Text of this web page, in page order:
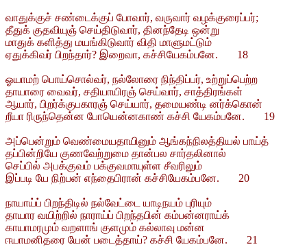
வாதுக்குச் சண்டைக்குப் போவார், வருவார் வழக்குரைப்பர்;
தீதுக் குதவியுஞ் செய்திடுவார், தினந்தேடி ஒன்று
மாதுக் களித்து மயங்கிடுவார் விதி மாளுமட்டும்
ஏதுக்கிவர் பிறந்தார்? இறைவா, கச்சியேகம்பனே. 18
ஓயாமற் பொய்சொல்வர், நல்லோரை நிந்திப்பர், உற்றுப்பெற்ற
தாயாரை வைவர், சதியாயிரஞ் செய்வார், சாத்திரங்கள்
ஆயார், பிறர்க்குபகாரஞ் செய்யார், தமையண்டி னர்க்கொன்
றீயா ரிருந்தென்ன போயென்னகாண் கச்சி யேகம்பனே. 19
அப்பென்றும் வெண்மையதாயினும் ஆங்கந்நிலத்தியல் பாய்த்
தப்பின்றியே குணவேற்றுமை தான்பல சார்தலினால்
செப்பில் அபக்குவம் பக்குவமாயுள்ள சீவரிலும்
இப்படி யே நிற்பன் எந்தைபிரான் கச்சியேகம்பனே. 20
நாயாய்ப் பிறந்திடில் நல்வேட்டை யாடிநயம் புரியும்
தாயார வயிற்றில் நாராய்ப் பிறந்தபின் கம்பன்னராய்க்
காயாமரமும் வறளாங் குளமும் கல்லாவு மன்ன
ஈயாமனிதரை யேன் படைத்தாய்? கச்சி யேகம்பனே. 21